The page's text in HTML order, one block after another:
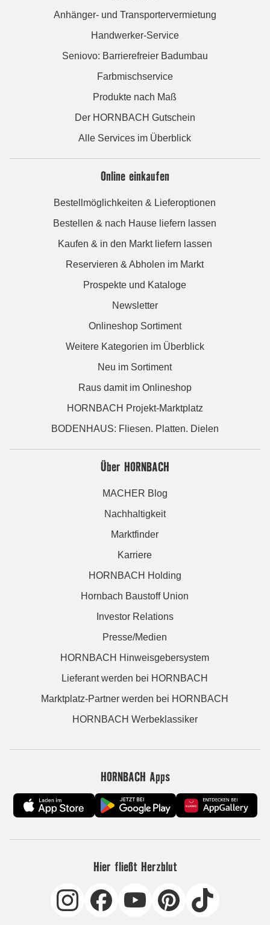
Anhänger- und Transportervermietung
Handwerker-Service
Seniovo: Barrierefreier Badumbau
Farbmischservice
Produkte nach Maß
Der HORNBACH Gutschein
Alle Services im Überblick
Online einkaufen
Bestellmöglichkeiten & Lieferoptionen
Bestellen & nach Hause liefern lassen
Kaufen & in den Markt liefern lassen
Reservieren & Abholen im Markt
Prospekte und Kataloge
Newsletter
Onlineshop Sortiment
Weitere Kategorien im Überblick
Neu im Sortiment
Raus damit im Onlineshop
HORNBACH Projekt-Marktplatz
BODENHAUS: Fliesen. Platten. Dielen
Über HORNBACH
MACHER Blog
Nachhaltigkeit
Marktfinder
Karriere
HORNBACH Holding
Hornbach Baustoff Union
Investor Relations
Presse/Medien
HORNBACH Hinweisgebersystem
Lieferant werden bei HORNBACH
Marktplatz-Partner werden bei HORNBACH
HORNBACH Werbeklassiker
HORNBACH Apps
Hier fließt Herzblut